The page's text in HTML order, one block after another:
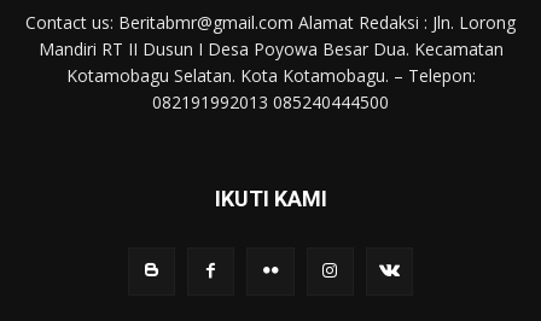
Contact us: Beritabmr@gmail.com Alamat Redaksi : Jln. Lorong
Mandiri RT II Dusun I Desa Poyowa Besar Dua. Kecamatan
Kotamobagu Selatan. Kota Kotamobagu. – Telepon:
082191992013 085240444500
IKUTI KAMI